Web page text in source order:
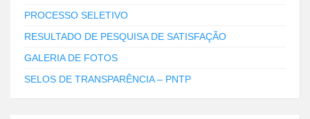
PROCESSO SELETIVO
RESULTADO DE PESQUISA DE SATISFAÇÃO
GALERIA DE FOTOS
SELOS DE TRANSPARÊNCIA – PNTP